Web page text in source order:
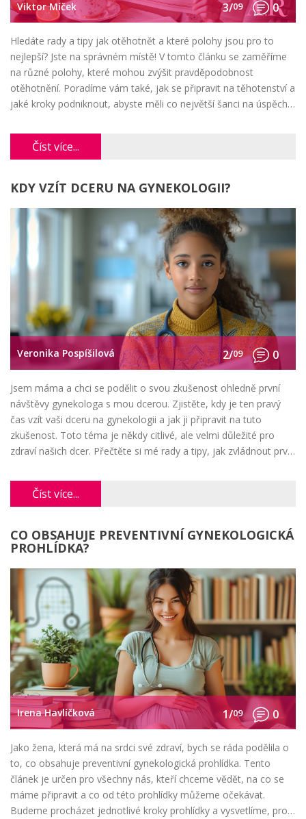
Viktor Míček 3/09 0
Hledáte rady a tipy jak otěhotnět a které polohy jsou pro to
nejlepší? Jste na správném místě! V tomto článku se zaměříme
na různé polohy, které mohou zvýšit pravděpodobnost
otěhotnění. Poradíme vám také, jak se připravit na těhotenství a
jaké kroky podniknout, abyste měli co největší šanci na úspěch.
radu na základě mou důkladnou analýzou a výzkumem.
Číst více...
KDY VZÍT DCERU NA GYNEKOLOGII?
Veronika Pospíšilová 2/09 0
Jsem máma a chci se podělit o svou zkušenost ohledně první
návštěvy gynekologa s mou dcerou. Zjistěte, kdy je ten pravý
čas vzít vaši dceru na gynekologii a jak ji připravit na tuto
zkušenost. Toto téma je někdy citlivé, ale velmi důležité pro
zdraví našich dcer. Přečtěte si mé rady a tipy, jak zvládnout první
Číst více...
CO OBSAHUJE PREVENTIVNÍ GYNEKOLOGICKÁ
PROHLÍDKA?
Irena Havlíčková 1/09 0
Jako žena, která má na srdci své zdraví, bych se ráda podělila o
to, co obsahuje preventivní gynekologická prohlídka. Tento
článek je určen pro všechny nás, kteří chceme vědět, na co se
máme připravit a co od této prohlídky můžeme očekávat.
Budeme procházet jednotlivé kroky prohlídky a vysvetlíme, proč